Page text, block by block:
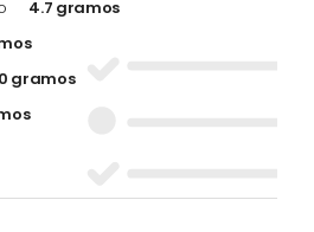
4.7 gramos
0 gramos